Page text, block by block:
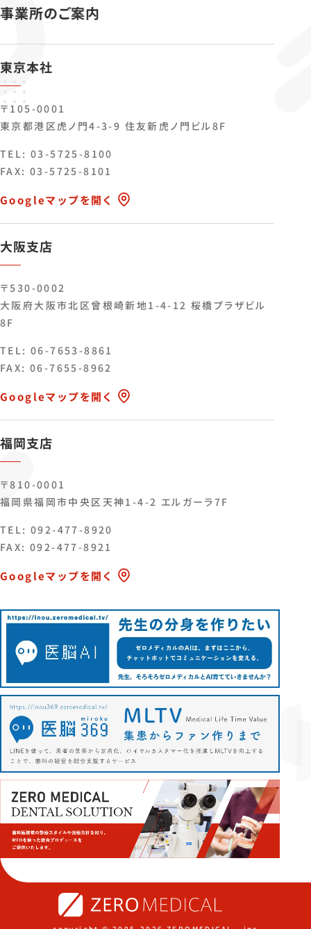
事業所のご案内
東京本社
〒105-0001
東京都港区虎ノ門4-3-9 住友新虎ノ門ビル8F
TEL: 03-5725-8100
FAX: 03-5725-8101
Googleマップを開く
大阪支店
〒530-0002
大阪府大阪市北区曾根崎新地1-4-12 桜橋プラザビル
8F
TEL: 06-7653-8861
FAX: 06-7655-8962
Googleマップを開く
福岡支店
〒810-0001
福岡県福岡市中央区天神1-4-2 エルガーラ7F
TEL: 092-477-8920
FAX: 092-477-8921
Googleマップを開く